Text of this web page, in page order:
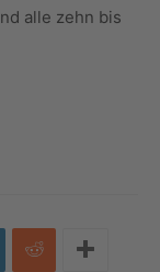
alle zehn bis